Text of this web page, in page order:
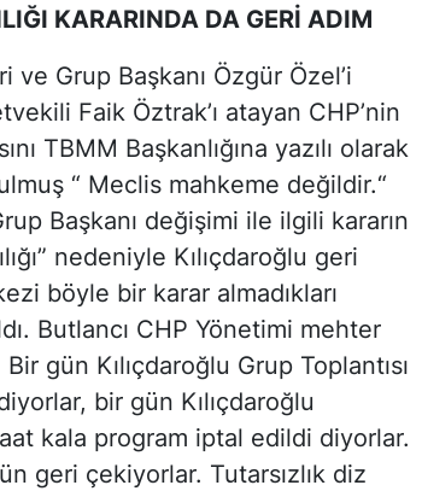
KARARINDA DA GERİ ADIM
Grup Başkanı Özgür Özel’i
Faik Öztrak’ı atayan CHP’nin
TBMM Başkanlığına yazılı olarak
“ Meclis mahkeme değildir.“
Başkanı değişimi ile ilgili kararın
nedeniyle Kılıçdaroğlu geri
böyle bir karar almadıkları
Butlancı CHP Yönetimi mehter
gün Kılıçdaroğlu Grup Toplantısı
bir gün Kılıçdaroğlu
kala program iptal edildi diyorlar.
geri çekiyorlar. Tutarsızlık diz